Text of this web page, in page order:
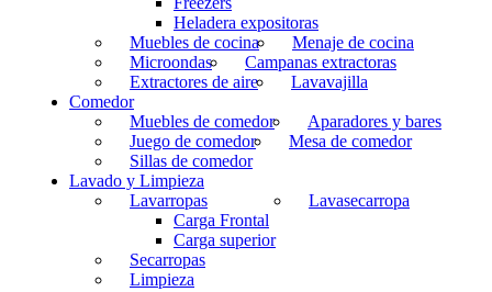
Heladera expositoras
Muebles de cocina
Menaje de cocina
Microondas
Campanas extractoras
Extractores de aire
Lavavajilla
Comedor
Muebles de comedor
Aparadores y bares
Juego de comedor
Mesa de comedor
Sillas de comedor
Lavado y Limpieza
Lavarropas
Carga Frontal
Carga superior
Lavasecarropa
Secarropas
Limpieza